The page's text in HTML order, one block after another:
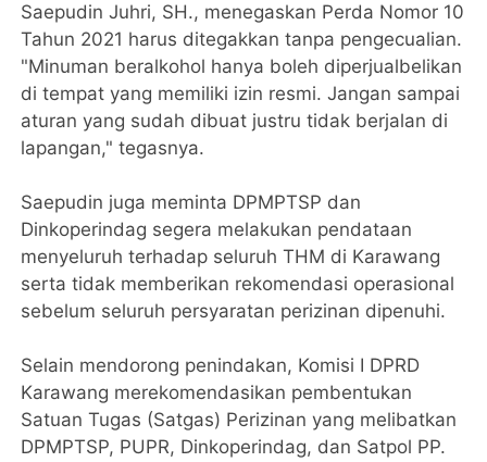
Saepudin Juhri, SH., menegaskan Perda Nomor 10
Tahun 2021 harus ditegakkan tanpa pengecualian.
"Minuman beralkohol hanya boleh diperjualbelikan
di tempat yang memiliki izin resmi. Jangan sampai
aturan yang sudah dibuat justru tidak berjalan di
lapangan," tegasnya.
Saepudin juga meminta DPMPTSP dan
Dinkoperindag segera melakukan pendataan
menyeluruh terhadap seluruh THM di Karawang
serta tidak memberikan rekomendasi operasional
sebelum seluruh persyaratan perizinan dipenuhi.
Selain mendorong penindakan, Komisi I DPRD
Karawang merekomendasikan pembentukan
Satuan Tugas (Satgas) Perizinan yang melibatkan
DPMPTSP, PUPR, Dinkoperindag, dan Satpol PP.